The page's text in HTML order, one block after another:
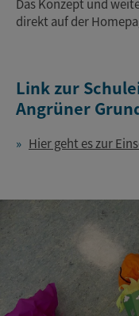
direkt auf der
Link zur
Angrüner
Hier geht es zur